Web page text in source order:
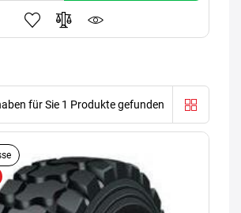
für Sie 1 Produkte gefunden